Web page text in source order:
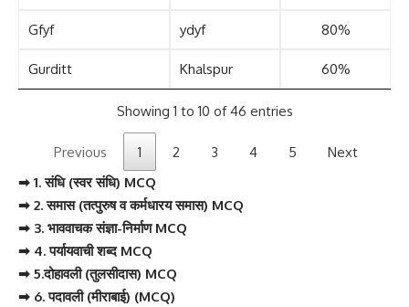
Gfyf ydyf 80%
Gurditt Khalspur 60%
Showing 1 to 10 of 46 entries
Previous 1 2 3 4 5
Next
➡ 1. संधि (स्वर संधि) MCQ
➡ 2. समास (तत्पुरुष व कर्मधारय समास) MCQ
➡ 3. भाववाचक संज्ञा-निर्माण MCQ
➡ 4. पर्यायवाची शब्द MCQ
➡ 5.दोहावली (तुलसीदास) MCQ
➡ 6. पदावली (मीराबाई) (MCQ)